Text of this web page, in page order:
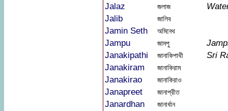
Jalaz জলাজ
Jalib
জালিব
Jamin Seth অমিনেথ
Jampu জামপু
Janakipathi
জানাকিপাথী
Sri
Janakiram
জানাকিরাম
Janakirao জানাকিরাও
Janapreet জানাপ্রীত
Janardhan জানার্ধান